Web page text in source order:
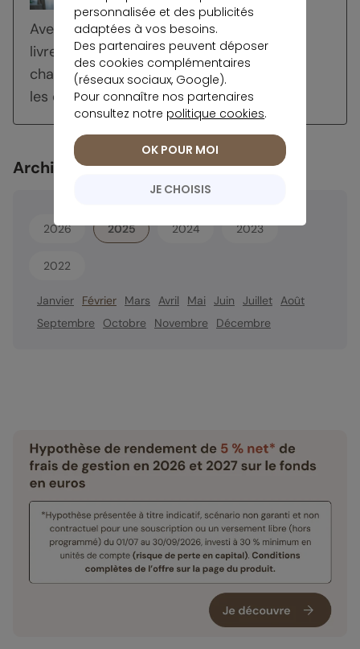
Avec la baisse des rendements des
livrets réglementés cette année, un
changement de stratégie s’impose pour
les épargnants afin...
Archives
2026 2025 2024 2023
2022
Janvier Février Mars Avril Mai Juin Juillet Août
Septembre
Octobre Novembre Décembre
personnalisée et des publicités
adaptées à vos besoins.
Des partenaires peuvent déposer
des cookies complémentaires
(réseaux sociaux, Google).
Pour connaître nos partenaires
consultez notre politique cookies.
JE CHOISIS
OK POUR MOI